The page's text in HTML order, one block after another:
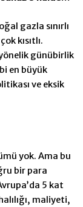
gazla sınırlı
kısıtlı.
yönelik günübirlik
en büyük
ve eksik
yok. Ama bu
bir para
5 kat
maliyeti,